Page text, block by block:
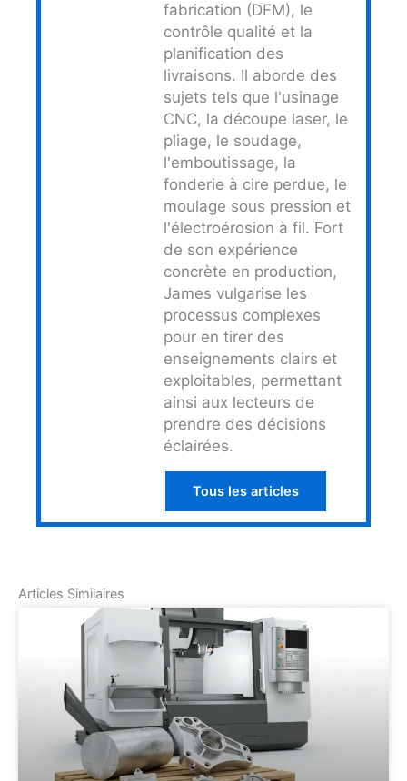
fabrication (DFM), le
contrôle qualité et la
planification des
livraisons. Il aborde des
sujets tels que l'usinage
CNC, la découpe laser, le
pliage, le soudage,
l'emboutissage, la
fonderie à cire perdue, le
moulage sous pression et
l'électroérosion à fil. Fort
de son expérience
concrète en production,
James vulgarise les
processus complexes
pour en tirer des
enseignements clairs et
exploitables, permettant
ainsi aux lecteurs de
prendre des décisions
éclairées.
Tous les articles
Articles Similaires